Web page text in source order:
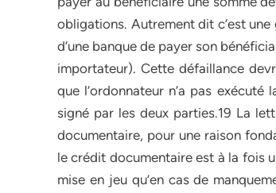
obligations. Autrement dit c’est une
d’une banque de payer son
importateur). Cette défaillance
que l’ordonnateur n’a pas
signé par les deux parties.19 La
documentaire, pour une raison
le crédit documentaire est à la fois
mise en jeu qu’en cas de